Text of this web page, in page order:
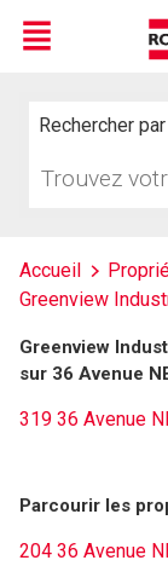
Menu
Rechercher par
votre
Accueil
Greenview
Greenview
sur 36 Avenue
319 36 Avenue
Parcourir les
204 36 Avenue